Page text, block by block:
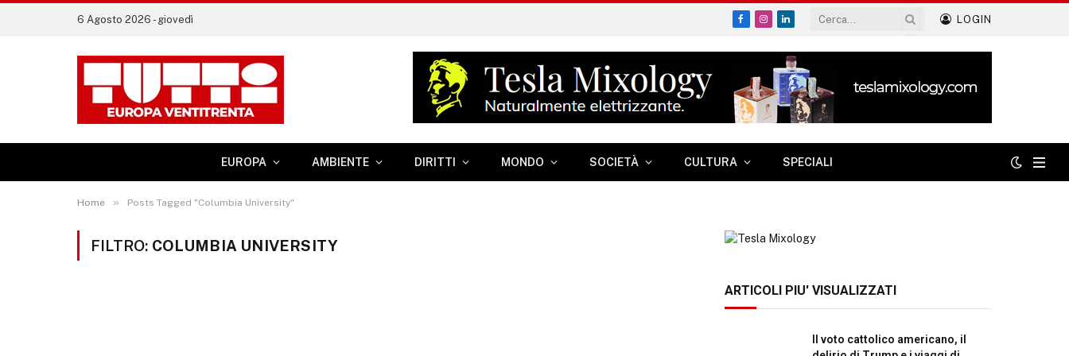
6 Agosto 2026 - giovedì
Facebook
Instagram
LinkedIn
LOGIN
EUROPA AMBIENTE DIRITTI MONDO SOCIETÀ CULTURA SPECIALI
Home » Posts Tagged "Columbia University"
FILTRO: COLUMBIA UNIVERSITY
ARTICOLI PIU' VISUALIZZATI
Il voto cattolico americano, il